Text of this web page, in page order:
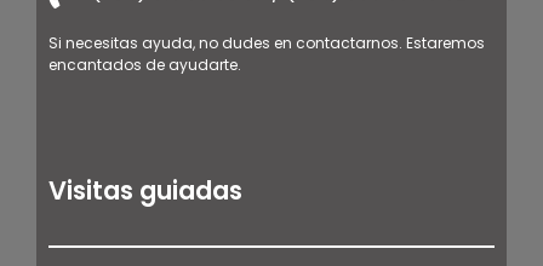
Si necesitas ayuda, no dudes en contactarnos. Estaremos
encantados de ayudarte.
Visitas guiadas